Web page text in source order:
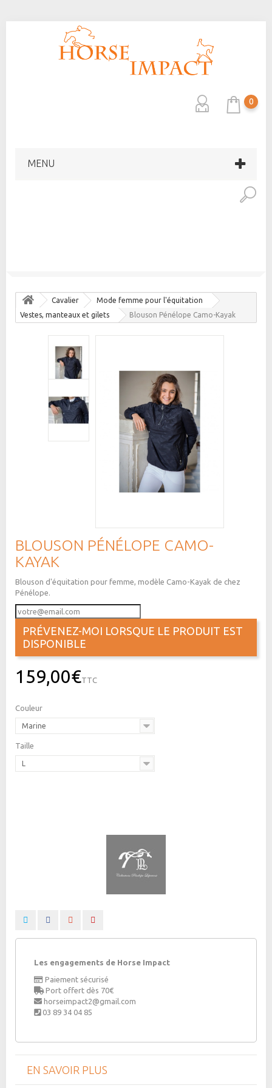
0
MENU
Cavalier
Mode femme pour l'équitation
Vestes, manteaux et gilets
Blouson Pénélope Camo-Kayak
BLOUSON PÉNÉLOPE CAMO-
KAYAK
Blouson d'équitation pour femme, modèle Camo-Kayak de chez
Pénélope.
PRÉVENEZ-MOI LORSQUE LE PRODUIT EST
DISPONIBLE
159,00€TTC
Couleur
Marine
Taille
L
Les engagements de Horse Impact
Paiement sécurisé
Port offert dès 70€
horseimpact2@gmail.com
03 89 34 04 85
EN SAVOIR PLUS